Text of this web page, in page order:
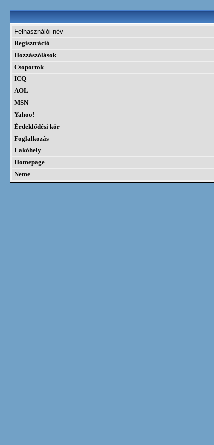
Felhasználói név
Regisztráció
Hozzászólások
Csoportok
ICQ
AOL
MSN
Yahoo!
Érdeklődési kör
Foglalkozás
Lakóhely
Homepage
Neme